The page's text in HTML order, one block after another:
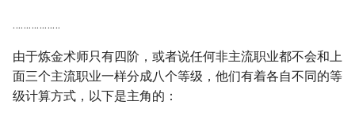
………………
由于炼金术师只有四阶，或者说任何非主流职业都不会和上
面三个主流职业一样分成八个等级，他们有着各自不同的等
级计算方式，以下是主角的：